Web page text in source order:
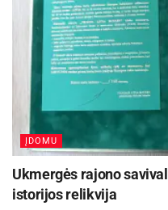
ĮDOMU
Ukmergės rajono
istorijos relikvija